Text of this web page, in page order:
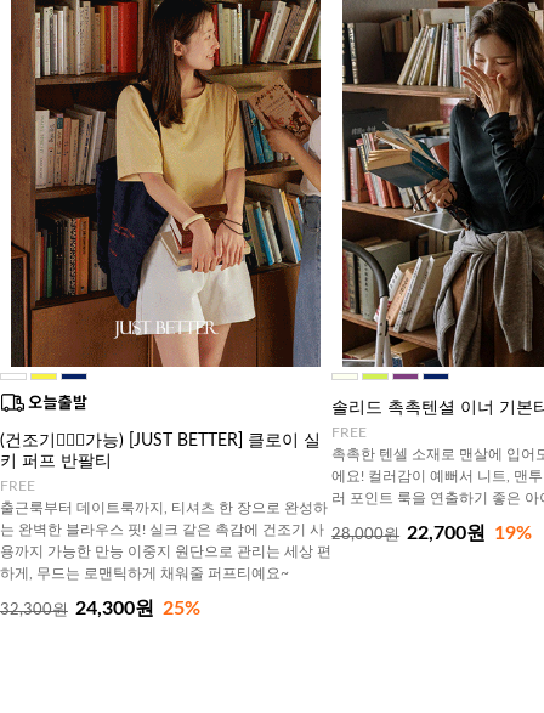
(건조기🙆🏻‍♀️가능) [JUST BETTER] 클로이 실
키 퍼프 반팔티
FREE
출근룩부터 데이트룩까지, 티셔츠 한 장으로 완성하
는 완벽한 블라우스 핏! 실크 같은 촉감에 건조기 사
용까지 가능한 만능 이중지 원단으로 관리는 세상 편
하게, 무드는 로맨틱하게 채워줄 퍼프티예요~
32,300원 24,300원 25%
솔리드 촉촉텐셜 이너 기본
FREE
촉촉한 텐셀 소재로 맨살에 입어
에요! 컬러감이 예뻐서 니트, 맨
러 포인트 룩을 연출하기 좋은
28,000원 22,700원 19%